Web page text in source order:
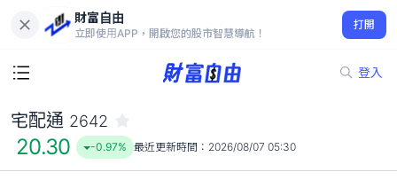
財富自由
立即使用APP，開啟您的股市智慧導航！
打開
登入
20.30
-0.97%
宅配通 2642
20.30 -0.97% 最近更新時間： 2026/08/07 05:30